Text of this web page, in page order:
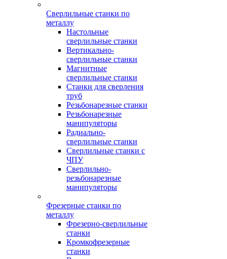
Сверлильные станки по
металлу
Настольные
сверлильные станки
Вертикально-
сверлильные станки
Магнитные
сверлильные станки
Станки для сверления
труб
Резьбонарезные станки
Резьбонарезные
манипуляторы
Радиально-
сверлильные станки
Сверлильные станки с
ЧПУ
Сверлильно-
резьбонарезные
манипуляторы
Фрезерные станки по
металлу
Фрезерно-сверлильные
станки
Кромкофрезерные
станки